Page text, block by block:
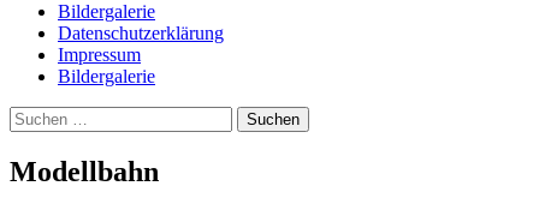
Bildergalerie
Datenschutzerklärung
Impressum
Bildergalerie
Suchen
nach:
Modellbahn